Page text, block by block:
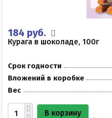
184 руб.
Курага в шоколаде, 100г
Срок годности
Вложений в коробке
Вес
В корзину